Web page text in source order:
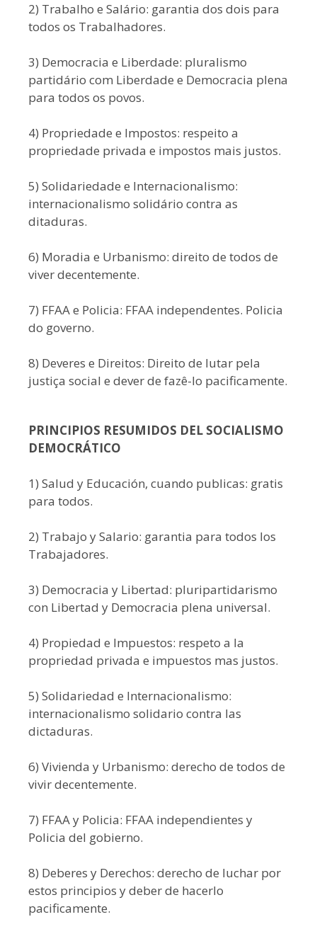
2) Trabalho e Salário: garantia dos dois para
todos os Trabalhadores.
3) Democracia e Liberdade: pluralismo
partidário com Liberdade e Democracia plena
para todos os povos.
4) Propriedade e Impostos: respeito a
propriedade privada e impostos mais justos.
5) Solidariedade e Internacionalismo:
internacionalismo solidário contra as
ditaduras.
6) Moradia e Urbanismo: direito de todos de
viver decentemente.
7) FFAA e Policia: FFAA independentes. Policia
do governo.
8) Deveres e Direitos: Direito de lutar pela
justiça social e dever de fazê-lo pacificamente.
PRINCIPIOS RESUMIDOS DEL SOCIALISMO
DEMOCRÁTICO
1) Salud y Educación, cuando publicas: gratis
para todos.
2) Trabajo y Salario: garantia para todos los
Trabajadores.
3) Democracia y Libertad: pluripartidarismo
con Libertad y Democracia plena universal.
4) Propiedad e Impuestos: respeto a la
propriedad privada e impuestos mas justos.
5) Solidariedad e Internacionalismo:
internacionalismo solidario contra las
dictaduras.
6) Vivienda y Urbanismo: derecho de todos de
vivir decentemente.
7) FFAA y Policia: FFAA independientes y
Policia del gobierno.
8) Deberes y Derechos: derecho de luchar por
estos principios y deber de hacerlo
pacificamente.